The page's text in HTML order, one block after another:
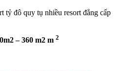
tỷ đô quy tụ nhiều resort đẳng cấp
– 360 m2 m 2